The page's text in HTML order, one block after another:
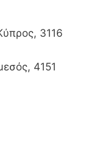
3116
4151